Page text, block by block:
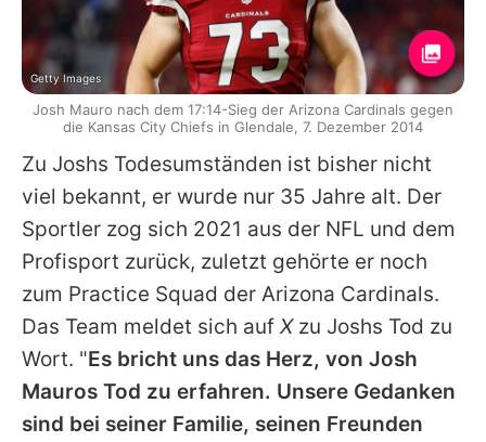
Zu Joshs Todesumständen ist bisher nicht
viel bekannt, er wurde nur 35 Jahre alt. Der
Sportler zog sich 2021 aus der NFL und dem
Profisport zurück, zuletzt gehörte er noch
zum Practice Squad der Arizona Cardinals.
Das Team meldet sich auf Xzu Joshs Tod zu
Wort. "Es bricht uns das Herz, von Josh
Mauros Tod zu erfahren. Unsere Gedanken
sind bei seiner Familie, seinen Freunden
Getty Images
Josh Mauro nach dem 17:14-Sieg der Arizona Cardinals gegen
die Kansas City Chiefs in Glendale, 7. Dezember 2014